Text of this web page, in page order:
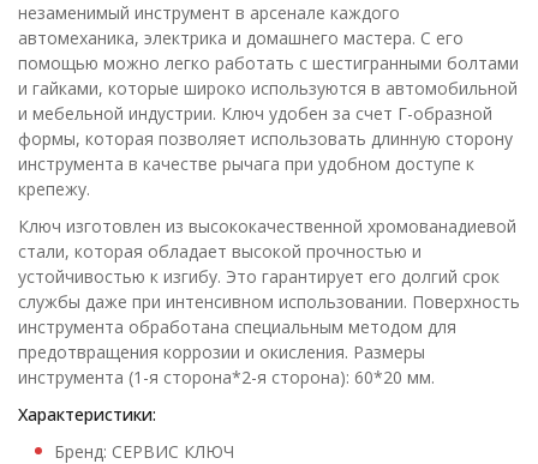
незаменимый инструмент в арсенале каждого
автомеханика, электрика и домашнего мастера. С его
помощью можно легко работать с шестигранными болтами
и гайками, которые широко используются в автомобильной
и мебельной индустрии. Ключ удобен за счет Г-образной
формы, которая позволяет использовать длинную сторону
инструмента в качестве рычага при удобном доступе к
крепежу.
Ключ изготовлен из высококачественной хромованадиевой
стали, которая обладает высокой прочностью и
устойчивостью к изгибу. Это гарантирует его долгий срок
службы даже при интенсивном использовании. Поверхность
инструмента обработана специальным методом для
предотвращения коррозии и окисления. Размеры
инструмента (1-я сторона*2-я сторона): 60*20 мм.
Характеристики:
Бренд: СЕРВИС КЛЮЧ